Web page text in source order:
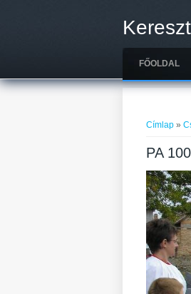
FŐOLDAL
Címlap »
PA